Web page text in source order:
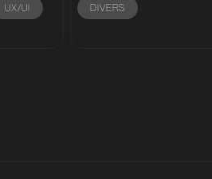
UX/UI DIVERS